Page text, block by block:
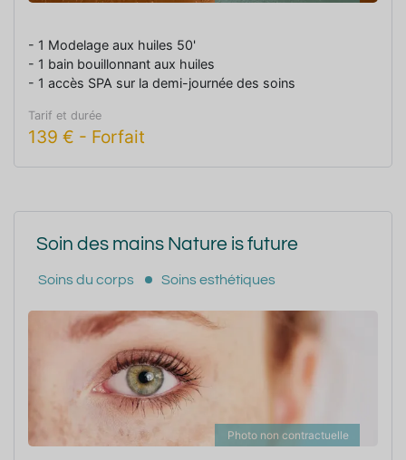
- 1 Modelage aux huiles 50'
- 1 bain bouillonnant aux huiles
- 1 accès SPA sur la demi-journée des soins
Tarif et durée
139 € - Forfait
Soin des mains Nature is future
Soins du corps Soins esthétiques
Photo non contractuelle